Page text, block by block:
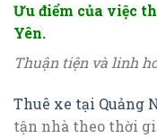
Ưu điểm của việc
Yên.
Thuận tiện và linh
Thuê xe tại Quảng
tận nhà theo thời